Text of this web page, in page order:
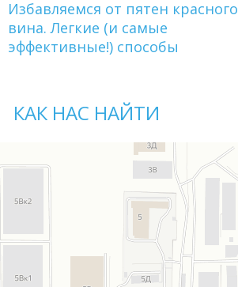
Избавляемся от пятен красного
вина. Легкие (и самые
эффективные!) способы
КАК НАС НАЙТИ